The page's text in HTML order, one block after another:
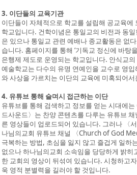
3. 이단들의 교육기관
이단들이 자체적으로 학교를 설립해 공교육
학교입니다. 건학이념은 통일교의 비전과 동
은 있으나 통일교 관련 예배나 종교활동은 없
습니다. 홈페이지를 통해 ‘기독교 정신에 바탕
은행제 제도로 운영되는 학교입니다. 안식교
예술학교는 다수의 유명 연예인을 교수로 영
와 사상을 가르치는 이단의 교육에 미혹되어
4. 유튜브 통해 슬며시 접근하는 이단
유튜브를 통해 검색하고 정보를 얻는 시대에
드사운드〉는 찬양 콘텐츠를 다루는 유튜브 채
른 영상들이 업로드되어 있습니다. 그러나 〈
나님의교회 유튜브 채널 〈Church of God
극복하는 방법, 초심을 잃지 않고 즐겁게 일하
없으나 하나님의교회 소속임을 당당하게 밝
한 교회의 영상이 뒤섞여 있습니다. 시청하고
욱 영적 분별력을 길러야 할 것입니다.